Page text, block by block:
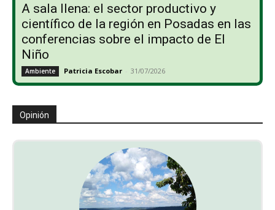
A sala llena: el sector productivo y
científico de la región en Posadas en las
conferencias sobre el impacto de El
Niño
Ambiente Patricia Escobar - 31/07/2026
Opinión